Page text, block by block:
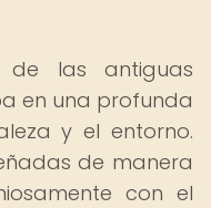
de las antiguas
en una profunda
y el entorno.
de manera
con el